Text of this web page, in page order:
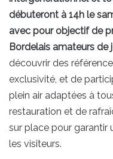
débuteront à 14h le
avec pour objectif de
Bordelais amateurs de
découvrir des
exclusivité, et de
plein air adaptées à
restauration et de
sur place pour garantir
les visiteurs.